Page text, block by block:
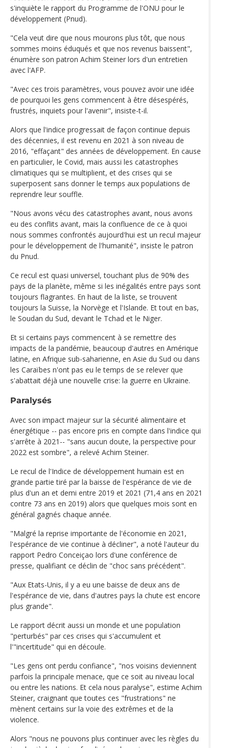
s'inquiète le rapport du Programme de l'ONU pour le
développement (Pnud).
"Cela veut dire que nous mourons plus tôt, que nous
sommes moins éduqués et que nos revenus baissent",
énumère son patron Achim Steiner lors d'un entretien
avec l'AFP.
"Avec ces trois paramètres, vous pouvez avoir une idée
de pourquoi les gens commencent à être désespérés,
frustrés, inquiets pour l'avenir", insiste-t-il.
Alors que l'indice progressait de façon continue depuis
des décennies, il est revenu en 2021 à son niveau de
2016, "effaçant" des années de développement. En cause
en particulier, le Covid, mais aussi les catastrophes
climatiques qui se multiplient, et des crises qui se
superposent sans donner le temps aux populations de
reprendre leur souffle.
"Nous avons vécu des catastrophes avant, nous avons
eu des conflits avant, mais la confluence de ce à quoi
nous sommes confrontés aujourd'hui est un recul majeur
pour le développement de l'humanité", insiste le patron
du Pnud.
Ce recul est quasi universel, touchant plus de 90% des
pays de la planète, même si les inégalités entre pays sont
toujours flagrantes. En haut de la liste, se trouvent
toujours la Suisse, la Norvège et l'Islande. Et tout en bas,
le Soudan du Sud, devant le Tchad et le Niger.
Et si certains pays commencent à se remettre des
impacts de la pandémie, beaucoup d'autres en Amérique
latine, en Afrique sub-saharienne, en Asie du Sud ou dans
les Caraïbes n'ont pas eu le temps de se relever que
s'abattait déjà une nouvelle crise: la guerre en Ukraine.
Paralysés
Avec son impact majeur sur la sécurité alimentaire et
énergétique -- pas encore pris en compte dans l'indice qui
s'arrête à 2021-- "sans aucun doute, la perspective pour
2022 est sombre", a relevé Achim Steiner.
Le recul de l'Indice de développement humain est en
grande partie tiré par la baisse de l'espérance de vie de
plus d'un an et demi entre 2019 et 2021 (71,4 ans en 2021
contre 73 ans en 2019) alors que quelques mois sont en
général gagnés chaque année.
"Malgré la reprise importante de l'économie en 2021,
l'espérance de vie continue à décliner", a noté l'auteur du
rapport Pedro Conceiçao lors d'une conférence de
presse, qualifiant ce déclin de "choc sans précédent".
"Aux Etats-Unis, il y a eu une baisse de deux ans de
l'espérance de vie, dans d'autres pays la chute est encore
plus grande".
Le rapport décrit aussi un monde et une population
"perturbés" par ces crises qui s'accumulent et
l'"incertitude" qui en découle.
"Les gens ont perdu confiance", "nos voisins deviennent
parfois la principale menace, que ce soit au niveau local
ou entre les nations. Et cela nous paralyse", estime Achim
Steiner, craignant que toutes ces "frustrations" ne
mènent certains sur la voie des extrêmes et de la
violence.
Alors "nous ne pouvons plus continuer avec les règles du